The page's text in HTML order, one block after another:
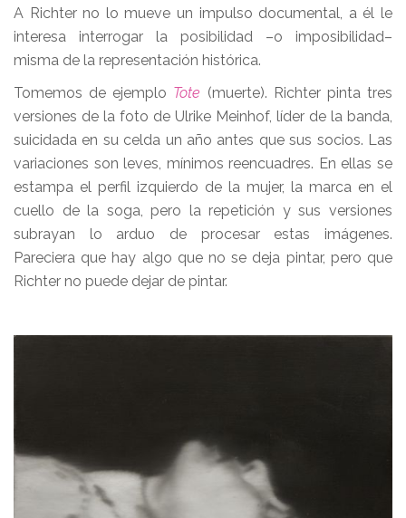
A Richter no lo mueve un impulso documental, a él le
interesa interrogar la posibilidad –o imposibilidad–
misma de la representación histórica.
Tomemos de ejemplo Tote (muerte). Richter pinta tres
versiones de la foto de Ulrike Meinhof, líder de la banda,
suicidada en su celda un año antes que sus socios. Las
variaciones son leves, mínimos reencuadres. En ellas se
estampa el perfil izquierdo de la mujer, la marca en el
cuello de la soga, pero la repetición y sus versiones
subrayan lo arduo de procesar estas imágenes.
Pareciera que hay algo que no se deja pintar, pero que
Richter no puede dejar de pintar.